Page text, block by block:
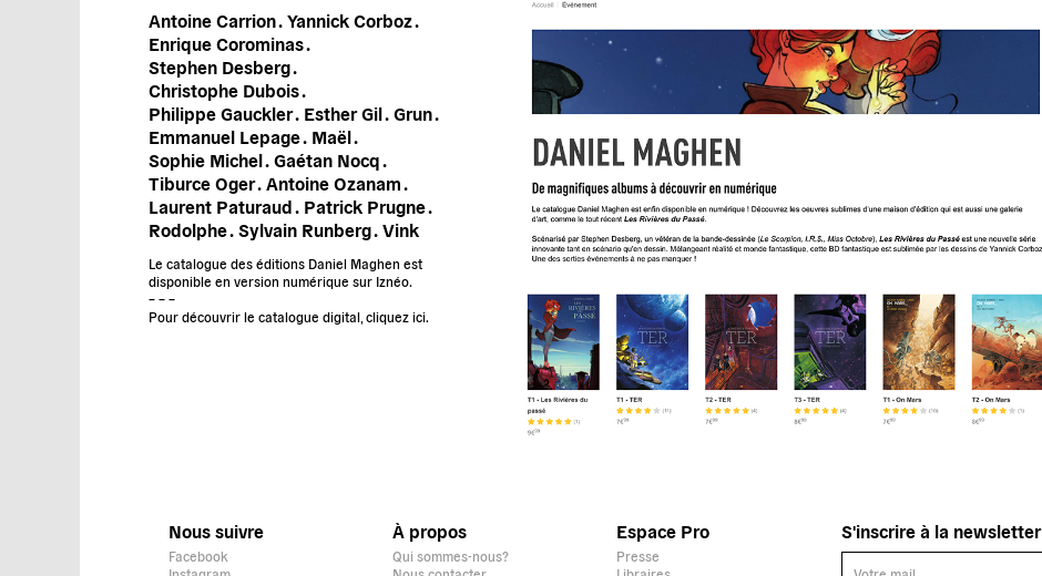
Antoine Carrion . Yannick Corboz .
Enrique Corominas .
Stephen Desberg .
Christophe Dubois .
Philippe Gauckler . Esther Gil . Grun .
Emmanuel Lepage . Maël .
Sophie Michel . Gaétan Nocq .
Tiburce Oger . Antoine Ozanam .
Laurent Paturaud . Patrick Prugne .
Rodolphe . Sylvain Runberg . Vink
Le catalogue des éditions Daniel Maghen est
disponible en version numérique sur Iznéo.
– – –
Pour découvrir le catalogue digital, cliquez ici.
Nous suivre
Facebook
À propos
Qui sommes-nous?
Espace Pro
Presse
S'inscrire à la newsletter